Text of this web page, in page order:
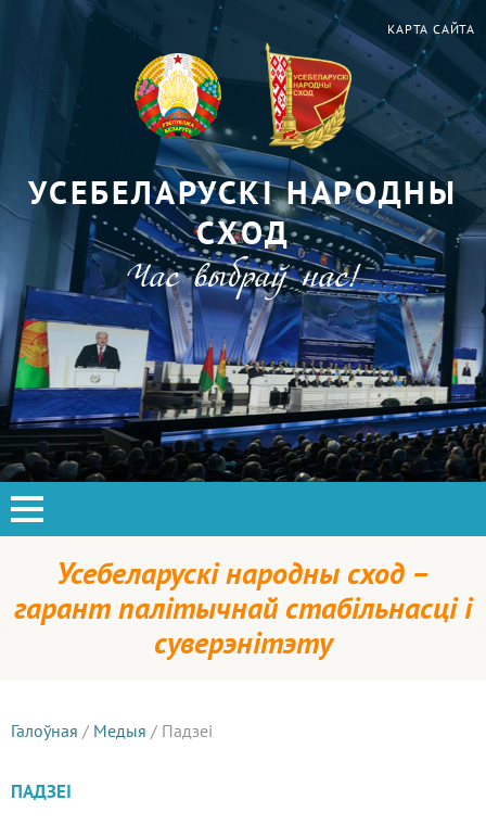
КАРТА САЙТА
УСЕБЕЛАРУСКІ НАРОДНЫ
СХОД
Час выбраў нас!
Усебеларускі народны сход –
гарант палітычнай стабільнасці і
суверэнітэту
Галоўная / Медыя / Падзеі
ПАДЗЕІ